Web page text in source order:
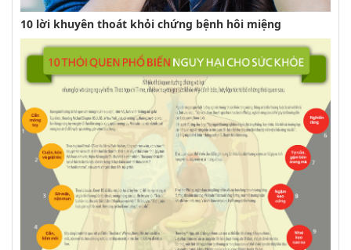
10 lời khuyên thoát khỏi chứng bệnh hôi miệng